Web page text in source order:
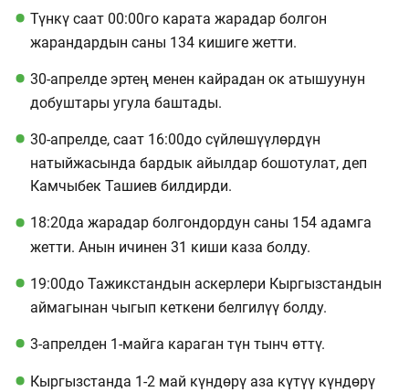
Түнкү саат 00:00го карата жарадар болгон
жарандардын саны 134 кишиге жетти.
30-апрелде эртең менен кайрадан ок атышуунун
добуштары угула баштады.
30-апрелде, саат 16:00до сүйлөшүүлөрдүн
натыйжасында бардык айылдар бошотулат, деп
Камчыбек Ташиев билдирди.
18:20да жарадар болгондордун саны 154 адамга
жетти. Анын ичинен 31 киши каза болду.
19:00до Тажикстандын аскерлери Кыргызстандын
аймагынан чыгып кеткени белгилүү болду.
3-апрелден 1-майга караган түн тынч өттү.
Кыргызстанда 1-2 май күндөрү аза күтүү күндөрү